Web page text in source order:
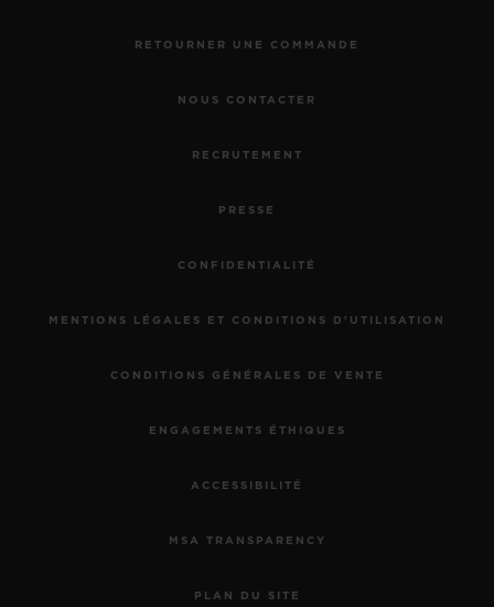
RETOURNER UNE COMMANDE
NOUS CONTACTER
RECRUTEMENT
PRESSE
CONFIDENTIALITÉ
MENTIONS LÉGALES ET CONDITIONS D'UTILISATION
CONDITIONS GÉNÉRALES DE VENTE
ENGAGEMENTS ÉTHIQUES
ACCESSIBILITÉ
MSA TRANSPARENCY
PLAN DU SITE